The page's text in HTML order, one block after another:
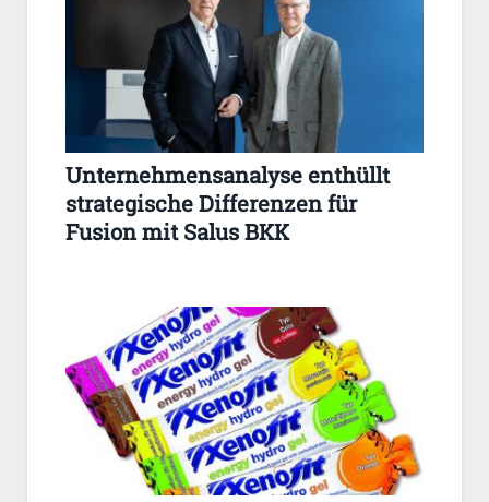
Unternehmensanalyse enthüllt
strategische Differenzen für
Fusion mit Salus BKK